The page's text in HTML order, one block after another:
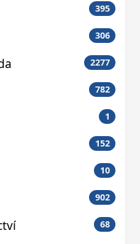
395
306
2277
782
1
152
10
902
68